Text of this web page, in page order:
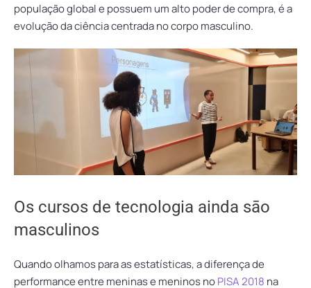
população global e possuem um alto poder de compra, é a
evolução da ciência centrada no corpo masculino.
Os cursos de tecnologia ainda sāo
masculinos
Quando olhamos para as estatísticas, a diferença de
performance entre meninas e meninos noPISA 2018 na